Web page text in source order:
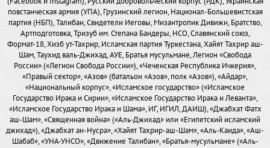
повстанческая армия (УПА), Грузинский легион, Национал-Большевистская
партия (НБП), Талибан, Свидетели Иеговы, Мизантропик Дивижн, Братство,
Артподготовка, Тризуб им. Степана Бандеры, НСО, Славянский союз,
Формат-18, Хизб ут-Тахрир, Исламская партия Туркестана, Хайят Тахрир аш-
Шам, Таухид валь-Джихад, АУЕ, Братья мусульмане, Легион «Свобода
России» («Легион Свобода России»), «Чеченская Республика Ичкерия»,
«Правый сектор», «Азов» (батальон «Азов», полк «Азов»), «Айдар»,
«Национальный корпус», «Исламское государство» («Исламское
Государство Ирака и Сирии», «Исламское Государство Ирака и Леванта»,
«Исламское Государство Ирака и Шама», ИГ, ИГИЛ, ДАИШ), «Джабхат Фатх
аш-Шам», «Священная война» («Аль-Джихад» или «Египетский исламский
джихад»), «Джабхат ан-Нусра», «Хайят Тахрир-аш-Шам», «Аль-Каида», «Аш-
Шабаб», «УНА-УНСО», «Движение Талибан», «Братья-мусульмане» («Аль-